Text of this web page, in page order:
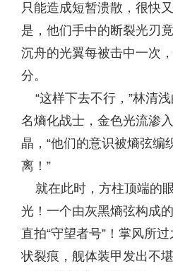
只能造成短暂溃散，很快
是，他们手中的断裂光刃
沉舟的光翼每被击中一次
分。
“这样下去不行，”林清
名熵化战士，金色光流渗
晶，“他们的意识被熵弦编
离！”
就在此时，方柱顶端的
光！一个由灰黑熵弦构成
直拍“守望者号”！掌风所
状裂痕，舰体装甲发出不堪